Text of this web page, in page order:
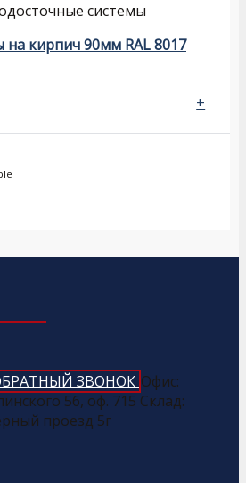
системы
кирпич 90мм RAL 8017
+
ЗВОНОК Офис:
56, оф. 715 Склад:
проезд 5г